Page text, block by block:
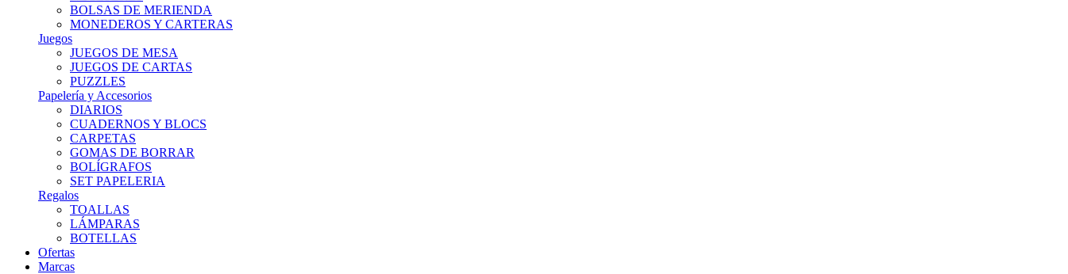
BOLSAS DE MERIENDA
MONEDEROS Y CARTERAS
Juegos
JUEGOS DE MESA
JUEGOS DE CARTAS
PUZZLES
Papelería y Accesorios
DIARIOS
CUADERNOS Y BLOCS
CARPETAS
GOMAS DE BORRAR
BOLÍGRAFOS
SET PAPELERIA
Regalos
TOALLAS
LÁMPARAS
BOTELLAS
Ofertas
Marcas